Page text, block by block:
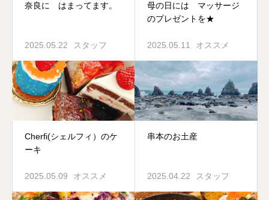
奈良に はまってます。
2025.05.22 スタッフ
母の日には マッサージ
のプレゼントを★
2025.05.11 オススメ
Cherfi(シェルフィ）のケ
ーキ
2025.05.09 オススメ
串本のお土産
2025.04.22 スタッフ